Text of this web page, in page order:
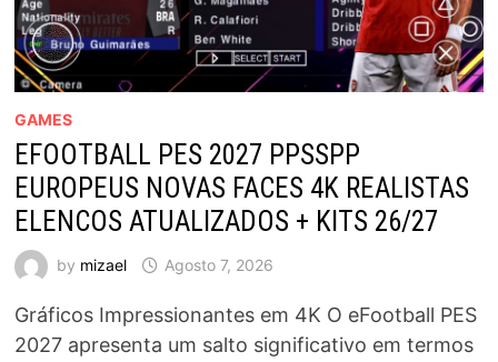
GAMES
EFOOTBALL PES 2027 PPSSPP
EUROPEUS NOVAS FACES 4K REALISTAS
ELENCOS ATUALIZADOS + KITS 26/27
by mizael Agosto 7, 2026
Gráficos Impressionantes em 4K O eFootball PES
2027 apresenta um salto significativo em termos